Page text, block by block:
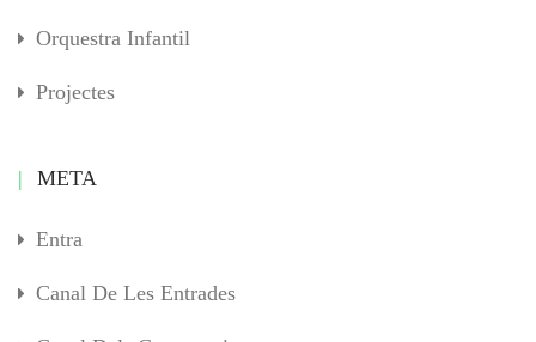
Orquestra Infantil
Projectes
META
Entra
Canal De Les Entrades